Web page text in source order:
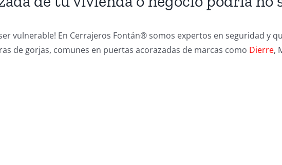
vulnerable! En Cerrajeros Fontán® somos expertos en seguridad y
de gorjas, comunes en puertas acorazadas de marcas como Dierre,